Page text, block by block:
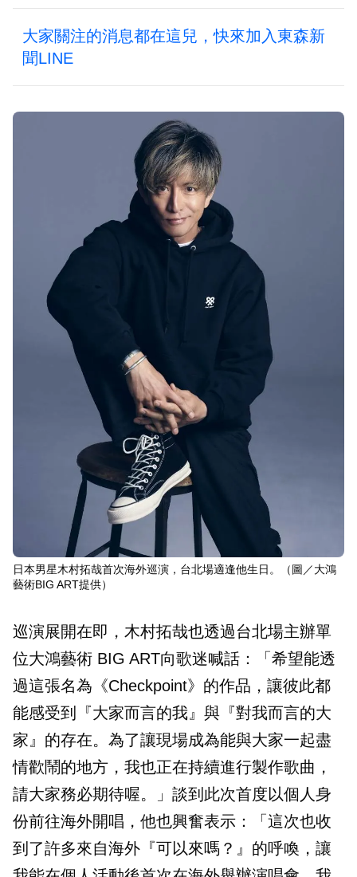
大家關注的消息都在這兒，快來加入東森新
聞LINE
日本男星木村拓哉首次海外巡演，台北場適逢他生日。（圖／大鴻
藝術BIG ART提供）
巡演展開在即，木村拓哉也透過台北場主辦單
位大鴻藝術 BIG ART向歌迷喊話：「希望能透
過這張名為《Checkpoint》的作品，讓彼此都
能感受到『大家而言的我』與『對我而言的大
家』的存在。為了讓現場成為能與大家一起盡
情歡鬧的地方，我也正在持續進行製作歌曲，
請大家務必期待喔。」談到此次首度以個人身
份前往海外開唱，他也興奮表示：「這次也收
到了許多來自海外『可以來嗎？』的呼喚，讓